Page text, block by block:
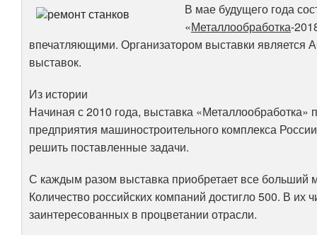
В мае будущего года
«Металлообработка-
впечатляющими. Организатором выставки является
выставок.
Из истории
Начиная с 2010 года, выставка
предприятия машиностроительного комплекса
решить поставленные задачи.
С каждым разом выставка приобретает все больший
Количество российских компаний достигло 500. В
заинтересованных в процветании отрасли.